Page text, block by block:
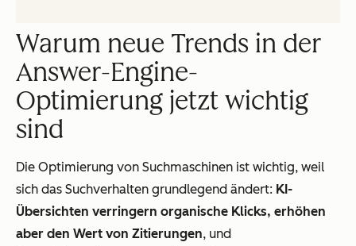
Warum neue Trends in der
Answer-Engine-
Optimierung jetzt wichtig
sind
Die Optimierung von Suchmaschinen ist wichtig, weil
sich das Suchverhalten grundlegend ändert: KI-
Übersichten verringern organische Klicks, erhöhen
aber den Wert von Zitierungen, und